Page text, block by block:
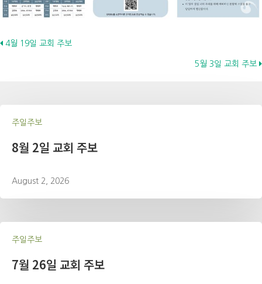
Posts
4월 19일 교회 주보
5월 3일 교회 주보
주일주보
8월 2일 교회 주보
August 2, 2026
주일주보
7월 26일 교회 주보